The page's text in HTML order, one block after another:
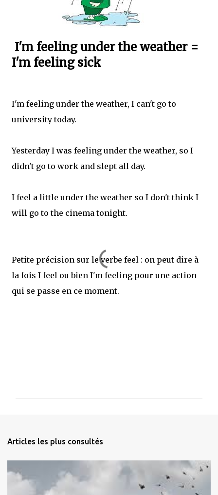
I'm feeling under the weather =
I'm feeling sick
I'm feeling under the weather, I can't go to
university today.
Yesterday I was feeling under the weather, so I
didn't go to work and slept all day.
I feel a little under the weather so I don't think I
will go to the cinema tonight.
Petite précision sur le verbe feel : on peut dire à
la fois I feel ou bien I'm feeling pour une action
qui se passe en ce moment.
n
a
i
Articles les plus consultés